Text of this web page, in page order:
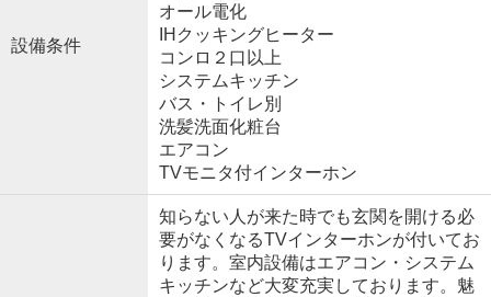
設備条件
オール電化
IHクッキングヒーター
コンロ２口以上
システムキッチン
バス・トイレ別
洗髪洗面化粧台
エアコン
TVモニタ付インターホン
知らない人が来た時でも玄関を開ける必
要がなくなるTVインターホンが付いてお
ります。室内設備はエアコン・システム
キッチンなど大変充実しております。魅